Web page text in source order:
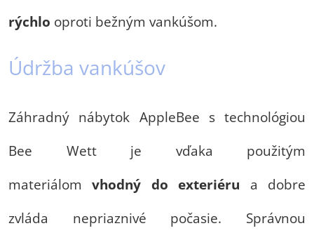
rýchlo oproti bežným vankúšom.
Údržba vankúšov
Záhradný nábytok AppleBee s technológiou
Bee Wett je vďaka použitým
materiálomvhodný do exteriéru a dobre
zvláda nepriaznivé počasie. Správnou